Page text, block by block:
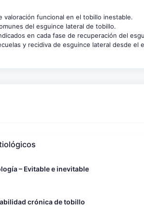
valoración funcional en el tobillo inestable.
del esguince lateral de tobillo.
en cada fase de recuperación del
y recidiva de esguince lateral desde el
– Evitable e inevitable
crónica de tobillo